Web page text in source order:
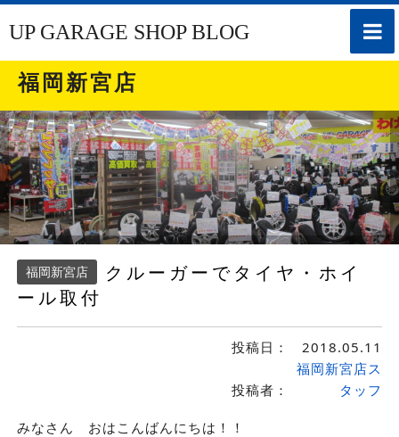
toggle
UP GARAGE SHOP BLOG
福岡新宮店
福岡新宮店
クルーガーでタイヤ・ホイ
ール取付
投稿日： 2018.05.11
投稿者：
福岡新宮店ス
タッフ
みなさん おはこんばんにちは！！